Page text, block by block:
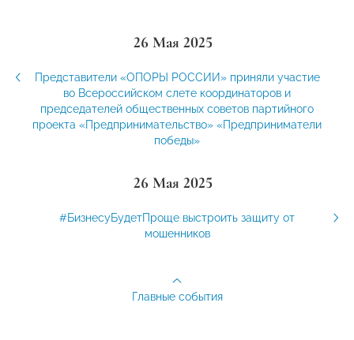
26 Мая 2025
Представители «ОПОРЫ РОССИИ» приняли участие
во Всероссийском слете координаторов и
председателей общественных советов партийного
проекта «Предпринимательство» «Предприниматели
победы»
26 Мая 2025
#БизнесуБудетПроще выстроить защиту от
мошенников
Главные события